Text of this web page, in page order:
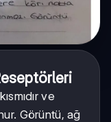
ve
Görüntü, ağ